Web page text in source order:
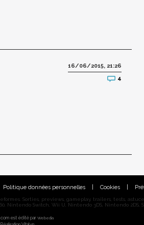
16/06/2015, 21:26
4
Politique données personnelles Cookies
Sorties, previews, gameplay, trailers, tests, astuces
Nintendo Switch, Wii U, Nintendo 3DS, Nintendo 2DS,
est édité parWebedia